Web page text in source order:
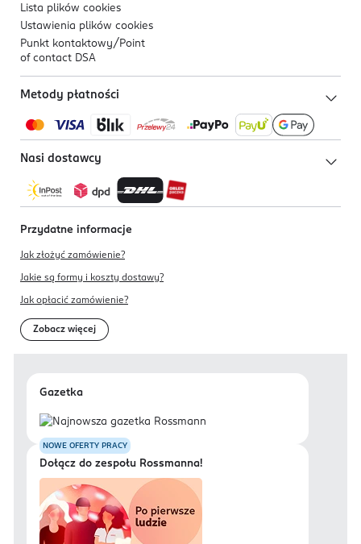
Lista plików cookies
Ustawienia plików cookies
Punkt kontaktowy/ Point
of contact DSA
Metody płatności
Nasi dostawcy
Przydatne informacje
Jak złożyć zamówienie?
Jakie są formy i koszty dostawy?
Jak opłacić zamówienie?
Zobacz więcej
Gazetka
NOWE OFERTY PRACY
Dołącz do zespołu Rossmanna!